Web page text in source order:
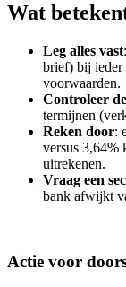
Wat
Leg alles vast
brief) bij
voorwaarden.
Controleer
termijnen
Reken door:
versus 3,64%
uitrekenen.
Vraag een
bank afwijkt
Actie voor